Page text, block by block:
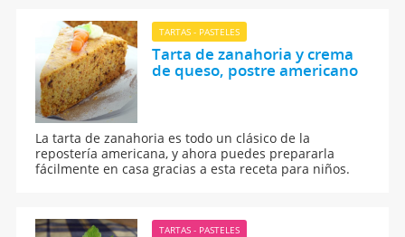
TARTAS - PASTELES
Tarta de zanahoria y crema
de queso, postre americano
La tarta de zanahoria es todo un clásico de la
repostería americana, y ahora puedes prepararla
fácilmente en casa gracias a esta receta para niños.
TARTAS - PASTELES